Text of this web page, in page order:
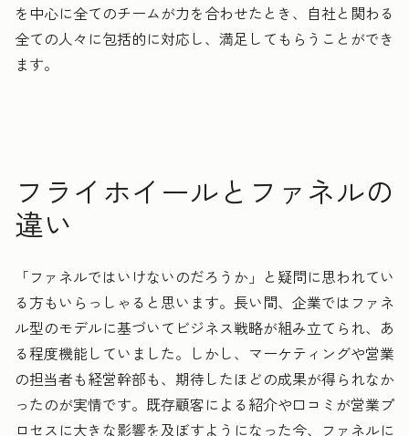
を中心に全てのチームが力を合わせたとき、自社と関わる
全ての人々に包括的に対応し、満足してもらうことができ
ます。
フライホイールとファネルの
違い
「ファネルではいけないのだろうか」と疑問に思われてい
る方もいらっしゃると思います。長い間、企業ではファネ
ル型のモデルに基づいてビジネス戦略が組み立てられ、あ
る程度機能していました。しかし、マーケティングや営業
の担当者も経営幹部も、期待したほどの成果が得られなか
ったのが実情です。既存顧客による紹介や口コミが営業プ
ロセスに大きな影響を及ぼすようになった今、ファネルに